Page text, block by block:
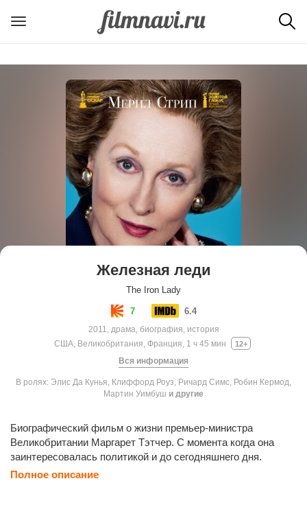
Железная леди
The Iron Lady
7 6.4
2011, драма, биография, история
США, Великобритания, Франция, 1 ч 45 мин
12+
Вся информация
В ролях: Элис Да Кунья, Клиффорд Роуз, Ричард Симс, Робин Кермод,
Мартин Уимбуш и другие
Биографический фильм о жизни премьер-министра
Великобритании Маргарет Тэтчер. С момента когда она
заинтересовалась политикой и до сегодняшнего дня.
Полное описание